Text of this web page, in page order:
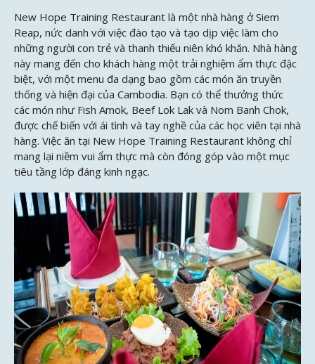
New Hope Training Restaurant là một nhà hàng ở Siem
Reap, nức danh với việc đào tạo và tạo dịp việc làm cho
những người con trẻ và thanh thiếu niên khó khăn. Nhà hàng
này mang đến cho khách hàng một trải nghiệm ẩm thực đặc
biệt, với một menu đa dạng bao gồm các món ăn truyền
thống và hiện đại của Cambodia. Bạn có thể thưởng thức
các món như Fish Amok, Beef Lok Lak và Nom Banh Chok,
được chế biến với ái tình và tay nghề của các học viên tại nhà
hàng. Việc ăn tại New Hope Training Restaurant không chỉ
mang lại niềm vui ẩm thực mà còn đóng góp vào một mục
tiêu tầng lớp đáng kinh ngạc.